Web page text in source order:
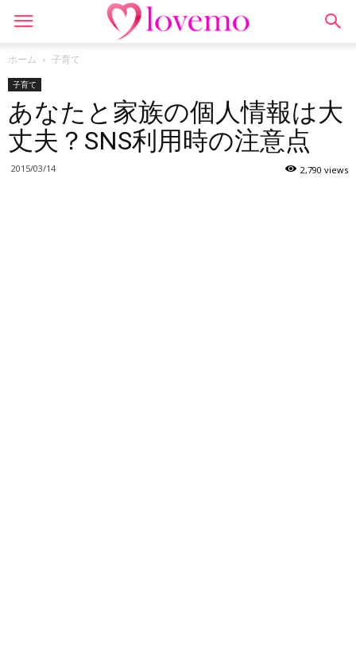
ホーム 子育て
子育て
あなたと家族の個人情報は大
丈夫？SNS利用時の注意点
2015/03/14 2,790 views